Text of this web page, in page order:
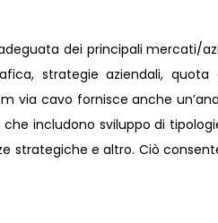
dei principali mercati/
strategie aziendali,
via cavo fornisce anche
che includono sviluppo di
strategiche e altro. Ciò